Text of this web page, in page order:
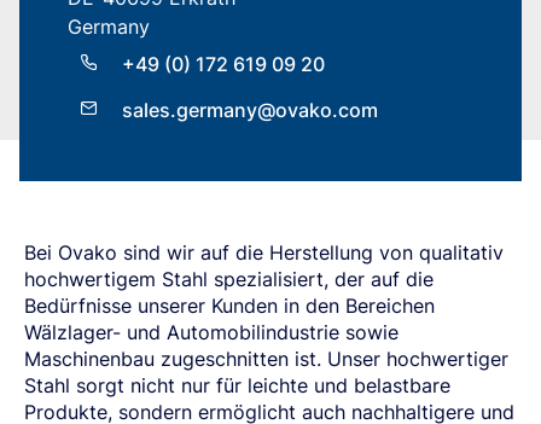
Südeuropa
Asien-Pazifik
Steelnavigator
Germany
+49 (0) 172 619 09 20
sales.germany@ovako.com
Bei Ovako sind wir auf die Herstellung von qualitativ
hochwertigem Stahl spezialisiert, der auf die
Bedürfnisse unserer Kunden in den Bereichen
Wälzlager- und Automobilindustrie sowie
Maschinenbau zugeschnitten ist. Unser hochwertiger
Stahl sorgt nicht nur für leichte und belastbare
Produkte, sondern ermöglicht auch nachhaltigere und